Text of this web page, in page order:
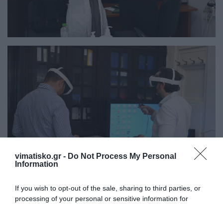
vimatisko.gr - Do Not Process My Personal
Information
If you wish to opt-out of the sale, sharing to third parties, or
processing of your personal or sensitive information for